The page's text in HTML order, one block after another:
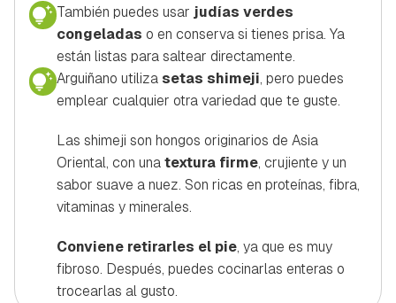
También puedes usar judías verdes
congeladas o en conserva si tienes prisa. Ya
están listas parasaltear directamente.
Arguiñano utiliza setas shimeji, pero puedes
emplear cualquier otra variedad que te guste.
Las shimeji son hongos originarios de Asia
Oriental, con unatextura firme, crujiente y un
sabor suave a nuez. Son ricas en proteínas, fibra,
vitaminas y minerales.
Conviene retirarles el pie, ya que es muy
fibroso. Después, puedes cocinarlas enteras o
trocearlas al gusto.